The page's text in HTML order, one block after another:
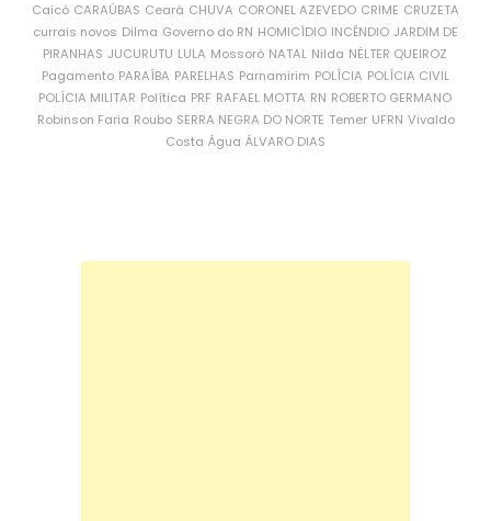
Caicó CARAÚBAS Ceará CHUVA CORONEL AZEVEDO CRIME CRUZETA
currais novos Dilma Governo do RN HOMICÍDIO INCÊNDIO JARDIM DE
PIRANHAS JUCURUTU LULA Mossoró NATAL Nilda NÉLTER QUEIROZ
Pagamento PARAÍBA PARELHAS Parnamirim POLÍCIA POLÍCIA CIVIL
POLÍCIA MILITAR Política PRF RAFAEL MOTTA RN ROBERTO GERMANO
Robinson Faria Roubo SERRA NEGRA DO NORTE Temer UFRN Vivaldo
Costa Água ÁLVARO DIAS